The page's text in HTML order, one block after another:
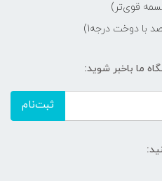
ما باخبر شوید:
ثبت‌نام